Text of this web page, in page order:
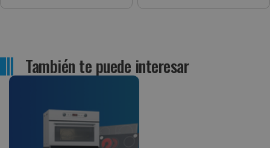
También te puede interesar